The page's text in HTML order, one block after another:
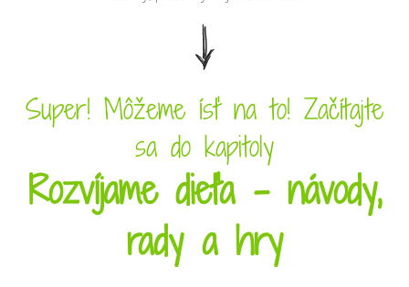
Super! Môžeme ísť na to! Začítajte
sa do kapitoly
Rozvíjame dieťa - návody,
rady a hry